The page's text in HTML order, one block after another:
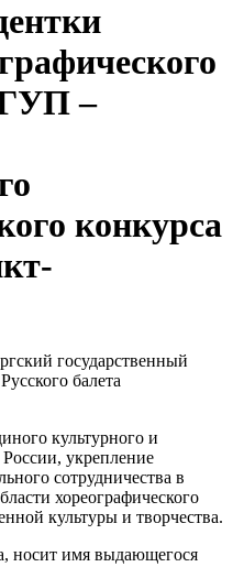
–
конкурса
государственный
балета
культурного и
России, укрепление
сотрудничества в
хореографического
культуры и творчества.
носит имя выдающегося